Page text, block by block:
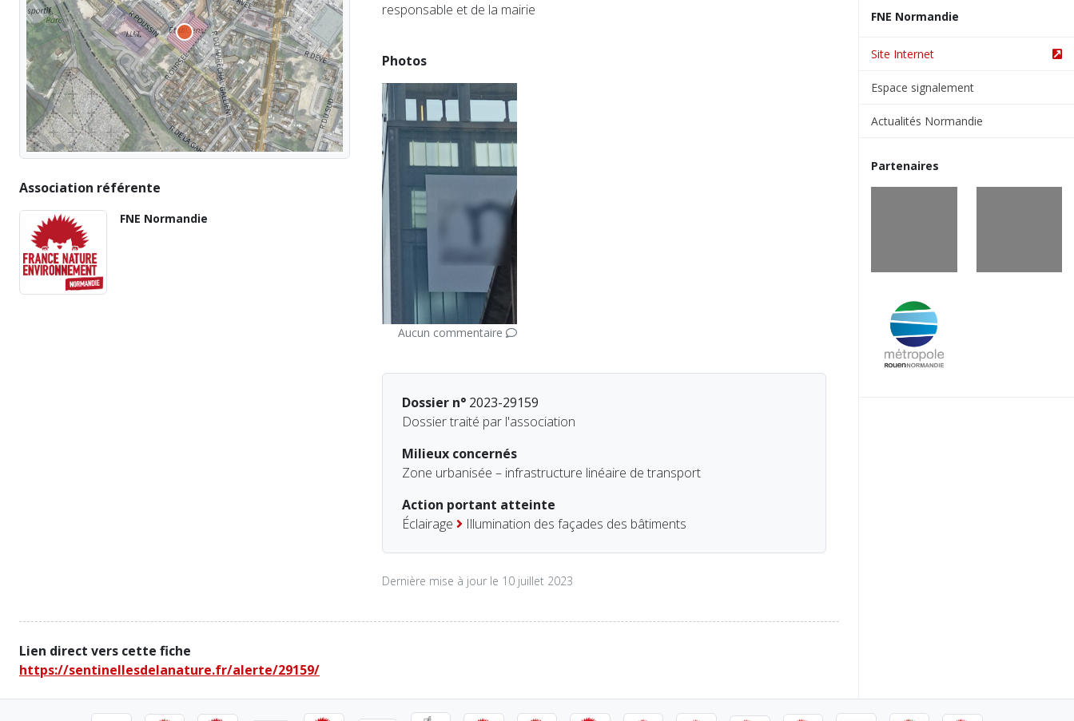
responsable et de la mairie
Photos
Aucun commentaire
Dossier n°2023-29159
Dossier traité par l'association
Milieux concernés
Zone urbanisée – infrastructure linéaire de transport
Action portant atteinte
Éclairage
Illumination des façades des bâtiments
Dernière mise à jour le 10 juillet 2023
Association référente
FNE Normandie
Lien direct vers cette fiche
https://sentinellesdelanature.fr/alerte/29159/
FNE Normandie
Site Internet
Espace signalement
Actualités Normandie
Partenaires